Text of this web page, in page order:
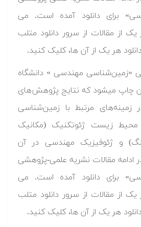
برای دانلود آمده است. می
یک از مقالات از سرور دانلود متلب
هر یک از آن ها، کلیک کنید.
«زمین‌شناسی مهندسی » دانشگاه
آن چاپ میشود که نتایج پژوهش‌های
زمینه‌های مرتبط با زمین‌شناسی
زیست ژئوتکنیک (مکانیک
و ژئوفیزیک مهندسی در آن
ادامه مقالات نشریه علمی-پژوهشی
برای دانلود آمده است. می
یک از مقالات از سرور دانلود متلب
هر یک از آن ها، کلیک کنید.